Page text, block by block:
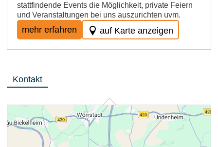
stattfindende Events die Möglichkeit, private Feiern
und Veranstaltungen bei uns auszurichten uvm.
mehr erfahren auf Karte anzeigen
Kontakt